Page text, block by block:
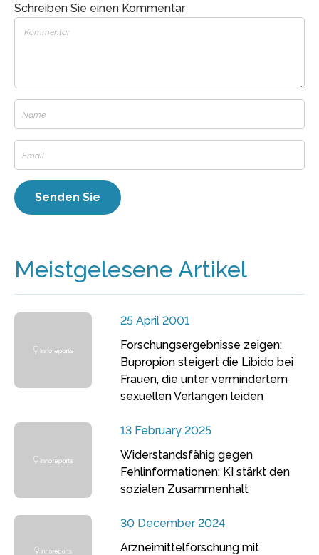
Schreiben Sie einen Kommentar
Meistgelesene Artikel
25 April 2001
Forschungsergebnisse zeigen:
Bupropion steigert die Libido bei
Frauen, die unter vermindertem
sexuellen Verlangen leiden
13 February 2025
Widerstandsfähig gegen
Fehlinformationen: KI stärkt den
sozialen Zusammenhalt
30 December 2024
Arzneimittelforschung mit